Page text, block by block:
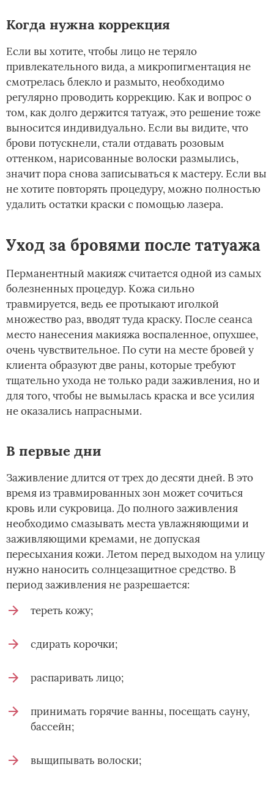
Когда нужна коррекция
Если вы хотите, чтобы лицо не теряло
привлекательного вида, а микропигментация не
смотрелась блекло и размыто, необходимо
регулярно проводить коррекцию. Как и вопрос о
том, как долго держится татуаж, это решение тоже
выносится индивидуально. Если вы видите, что
брови потускнели, стали отдавать розовым
оттенком, нарисованные волоски размылись,
значит пора снова записываться к мастеру. Если вы
не хотите повторять процедуру, можно полностью
удалить остатки краски с помощью лазера.
Уход за бровями после татуажа
Перманентный макияж считается одной из самых
болезненных процедур. Кожа сильно
травмируется, ведь ее протыкают иголкой
множество раз, вводят туда краску. После сеанса
место нанесения макияжа воспаленное, опухшее,
очень чувствительное. По сути на месте бровей у
клиента образуют две раны, которые требуют
тщательно ухода не только ради заживления, но и
для того, чтобы не вымылась краска и все усилия
не оказались напрасными.
В первые дни
Заживление длится от трех до десяти дней. В это
время из травмированных зон может сочиться
кровь или сукровица. До полного заживления
необходимо смазывать места увлажняющими и
заживляющими кремами, не допуская
пересыхания кожи. Летом перед выходом на улицу
нужно наносить солнцезащитное средство. В
период заживления не разрешается:
тереть кожу;
сдирать корочки;
распаривать лицо;
принимать горячие ванны, посещать сауну,
бассейн;
выщипывать волоски;